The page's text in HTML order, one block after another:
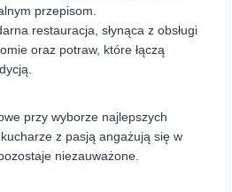
przepisom.
restauracja, słynąca z obsługi
oraz potraw, które łączą
przy wyborze najlepszych
z pasją angażują się w
niezauważone.